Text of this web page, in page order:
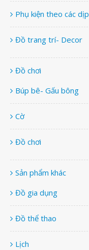
Phụ kiện theo các dịp
Đồ trang trí- Decor
Đồ chơi
Búp bê- Gấu bông
Cờ
Đồ chơi
Sản phẩm khác
Đồ gia dụng
Đồ thể thao
Lịch